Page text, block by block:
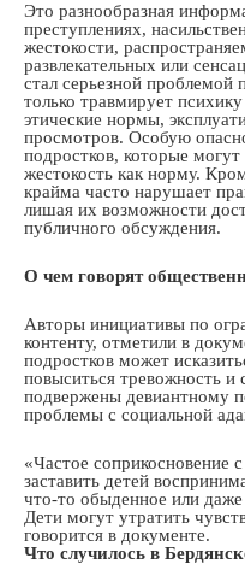
Это разнообразная
преступлениях,
жестокости,
развлекательных или
стал серьезной проблемой
только травмирует
этические нормы,
просмотров. Особую
подростков, которые
жестокость как норму.
крайма часто нарушает
лишая их возможности
публичного обсуждения.
О чем говорят
Авторы инициативы по
контенту, отметили в
подростков может
повыситься тревожность и
подвержены девиантному
проблемы с социальной
«Частое соприкосновение
заставить детей
что-то обыденное или даже
Дети могут утратить
говорится в документе.
Что случилось в